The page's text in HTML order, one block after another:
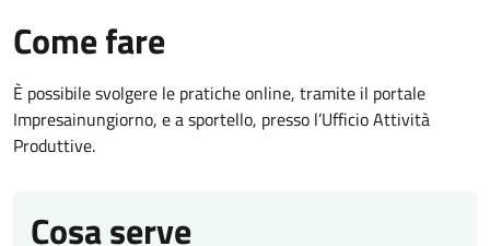
Come fare
È possibile svolgere le pratiche online, tramite il portale
Impresainungiorno, e a sportello, presso l’Ufficio Attività
Produttive.
Cosa serve